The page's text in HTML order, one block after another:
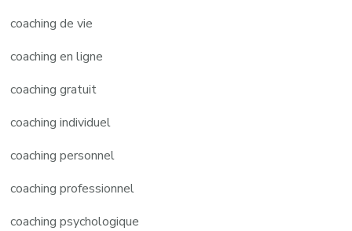
coaching de vie
coaching en ligne
coaching gratuit
coaching individuel
coaching personnel
coaching professionnel
coaching psychologique